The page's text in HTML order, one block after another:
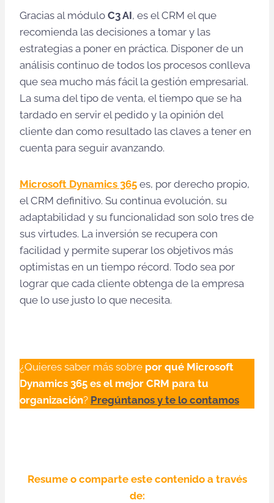
Gracias al módulo C3 AI, es el CRM el que
recomienda las decisiones a tomar y las
estrategias a poner en práctica. Disponer de un
análisis continuo de todos los procesos conlleva
que sea mucho más fácil la gestión empresarial.
La suma del tipo de venta, el tiempo que se ha
tardado en servir el pedido y la opinión del
cliente dan como resultado las claves a tener en
cuenta para seguir avanzando.
Microsoft Dynamics 365 es, por derecho propio,
el CRM definitivo. Su continua evolución, su
adaptabilidad y su funcionalidad son solo tres de
sus virtudes. La inversión se recupera con
facilidad y permite superar los objetivos más
optimistas en un tiempo récord. Todo sea por
lograr que cada cliente obtenga de la empresa
que lo use justo lo que necesita.
¿Quieres saber más sobre por qué Microsoft
Dynamics 365 es el mejor CRM para tu
organización? Pregúntanos y te lo contamos
Resume o comparte este contenido a través
de: